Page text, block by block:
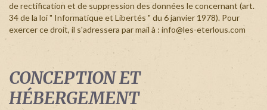
de rectification et de suppression des données le concernant (art.
34 de la loi " Informatique et Libertés " du 6 janvier 1978). Pour
exercer ce droit, il s'adressera par mail à : info@les-eterlous.com
CONCEPTION ET
HÉBERGEMENT
+